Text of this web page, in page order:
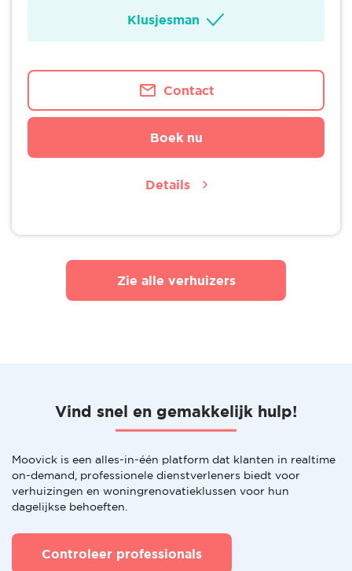
Klusjesman
Contact
Boek nu
Details
Zie alle verhuizers
Vind snel en gemakkelijk hulp!
Moovick is een alles-in-één platform dat klanten in realtime
on-demand, professionele dienstverleners biedt voor
verhuizingen en woningrenovatieklussen voor hun
dagelijkse behoeften.
Controleer professionals